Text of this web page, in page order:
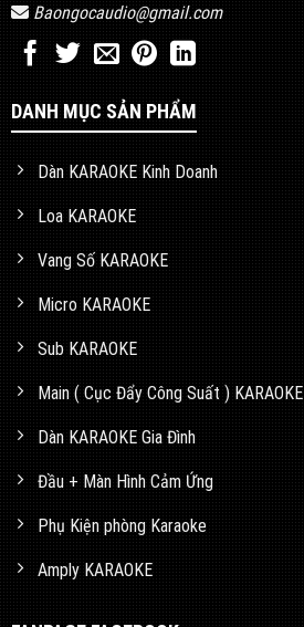
Baongocaudio@gmail.com
DANH MỤC SẢN PHẨM
Dàn KARAOKE Kinh Doanh
Loa KARAOKE
Vang Số KARAOKE
Micro KARAOKE
Sub KARAOKE
Main ( Cục Đẩy Công Suất ) KARAOKE
Dàn KARAOKE Gia Đình
Đầu + Màn Hình Cảm Ứng
Phụ Kiện phòng Karaoke
Amply KARAOKE